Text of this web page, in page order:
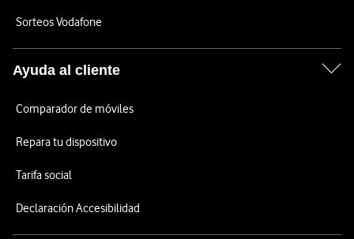
Sorteos Vodafone
Ayuda al cliente
Comparador de móviles
Repara tu dispositivo
Tarifa social
Declaración Accesibilidad